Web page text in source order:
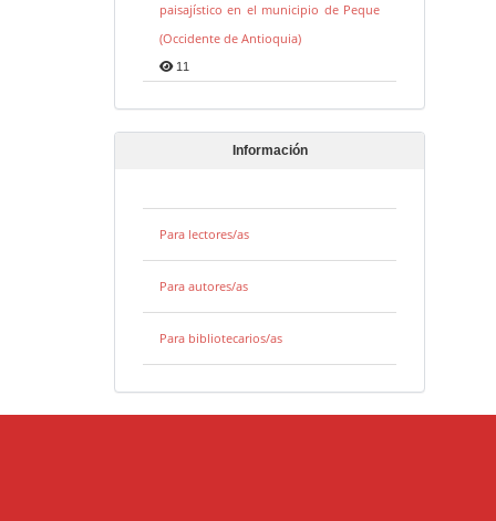
paisajístico en el municipio de Peque
(Occidente de Antioquia)
11
Información
Para lectores/as
Para autores/as
Para bibliotecarios/as